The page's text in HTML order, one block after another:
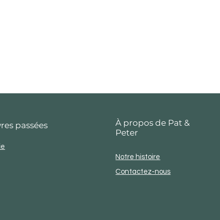
passées
À propos de Pat &
Peter
Notre histoire
Contactez-nous